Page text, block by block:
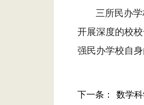
三所民办
开展深度的校
强民办学校自
下一条： 数学